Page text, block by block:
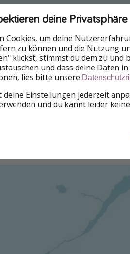
deine Privatsphäre
Cookies, um deine
zu können und die Nutzung
klickst, stimmst du dem zu
und dass deine Daten
lies bitte unsere
deine Einstellungen jederzeit
und du kannt leider